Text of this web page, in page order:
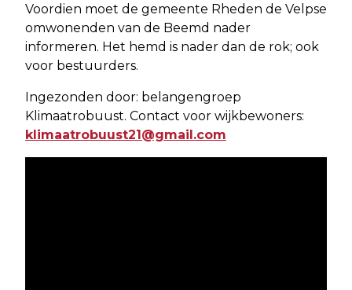
Voordien moet de gemeente Rheden de Velpse
omwonenden van de Beemd nader
informeren. Het hemd is nader dan de rok; ook
voor bestuurders.
Ingezonden door: belangengroep
Klimaatrobuust. Contact voor wijkbewoners:
klimaatrobuust21@gmail.com